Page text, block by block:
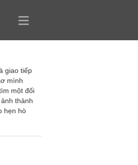
giao tiếp
mình
một đối
thành
hẹn hò